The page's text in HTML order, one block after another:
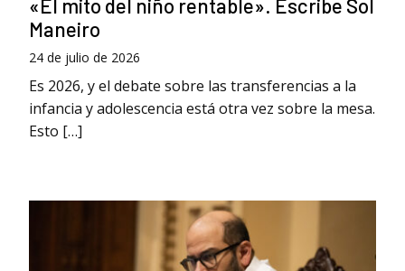
«El mito del niño rentable». Escribe Sol
Maneiro
24 de julio de 2026
Es 2026, y el debate sobre las transferencias a la
infancia y adolescencia está otra vez sobre la mesa.
Esto […]